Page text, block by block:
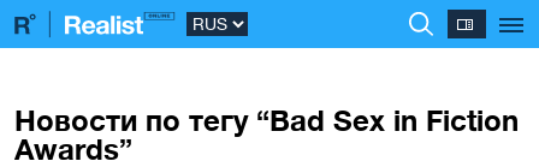
Новости по тегу “Bad Sex in Fiction
Awards”